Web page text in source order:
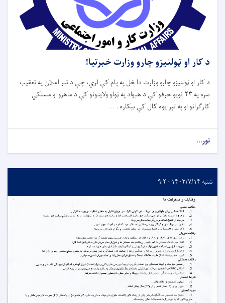
د کار او ټولنیزو چارو وزارت خبرتیا!
د کار او ټولنیزو چارو وزارت دا ځل په پام کې لري، چې د تېر اعلان په تعقیب
سره په ۲۳ نویو حرفو کې د هېواد په ټولو ولایتونو کې د ماهرو او مسلکي
کارګرانو او په تېر یوه کال کې بېکاره . . .
نور...
شنبه ۱۴۰۳/۷/۱۴ - ۹:۲